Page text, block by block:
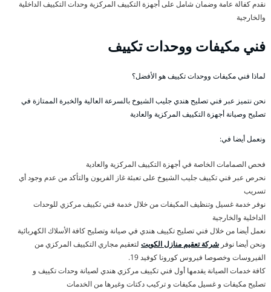
نقدم كفالة عامة وضمان شامل على أجهزة التكييف المركزية وحدات التكييف الداخلية
والخارجية
فني مكيفات ووحدات تكييف
لماذا فني مكيفات ووحدات تكييف هو الأفضل؟
نحن نتميز عبر فني تصليح هندي جليب الشيوخ بالسرعة العالية والخبرة الممتازة في
تصليح وصيانة أجهزة التكييف المركزية والعادية
ونعمل أيضا في:
فحص الصمامات الخاصة في أجهزة التكييف المركزية والعادية
نحرص عبر فني تكييف جليب الشيوخ على تعبئة غاز الفريون والتأكد من عدم وجود أي
تسريب
نوفر خدمة غسيل وتنظيف المكيفات من خلال خدمة فني تكييف مركزي للوحدات
الداخلية والخارجية
نعمل أيضا من خلال فني تصليح تكييف هندي في صيانة وتصليح كافة الأسلاك الكهربائية
ونحن أيضا نوفر شركة تعقيم منازل الكويت لتعقيم مجاري التكييف المركزي من
الفيروسات وخصوصا فيروس كورونا كوفيد 19.
كافة خدمات الصيانة يقدمها أول فني تكييف مركزي هندي لصيانة وحدات تكييف و
تصليح مكيفات و غسيل مكيفات و تركيب دكتات وغيرها من الخدمات